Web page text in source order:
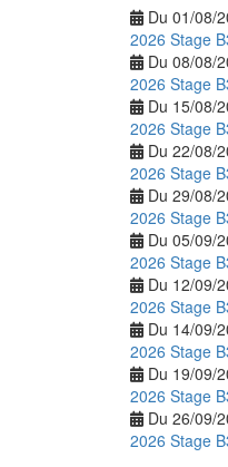
Du 01/08/
2026 Stage
Du 08/08/
2026 Stage
Du 15/08/
2026 Stage
Du 22/08/
2026 Stage
Du 29/08/
2026 Stage
Du 05/09/
2026 Stage
Du 12/09/
2026 Stage
Du 14/09/
2026 Stage
Du 19/09/
2026 Stage
Du 26/09/
2026 Stage